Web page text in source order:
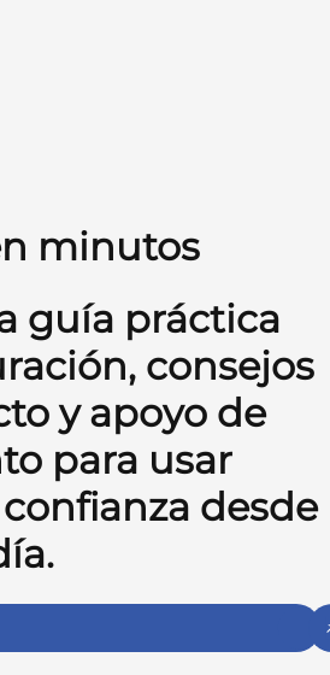
minutos
guía práctica
consejos
y apoyo de
para usar
desde